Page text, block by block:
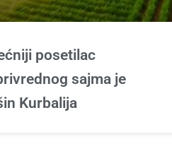
posetilac
sajma je
Kurbalija